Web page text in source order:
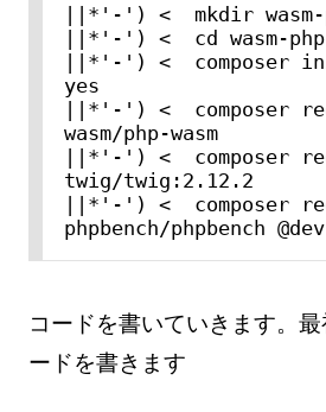
||*'-') <  mkdir wasm-
||*'-') <  cd wasm-php
||*'-') <  composer
yes
||*'-') <  composer
wasm/php-wasm
||*'-') <  composer
twig/twig:2.12.2
||*'-') <  composer
phpbench/phpbench
コードを書いていきます。
ードを書きます